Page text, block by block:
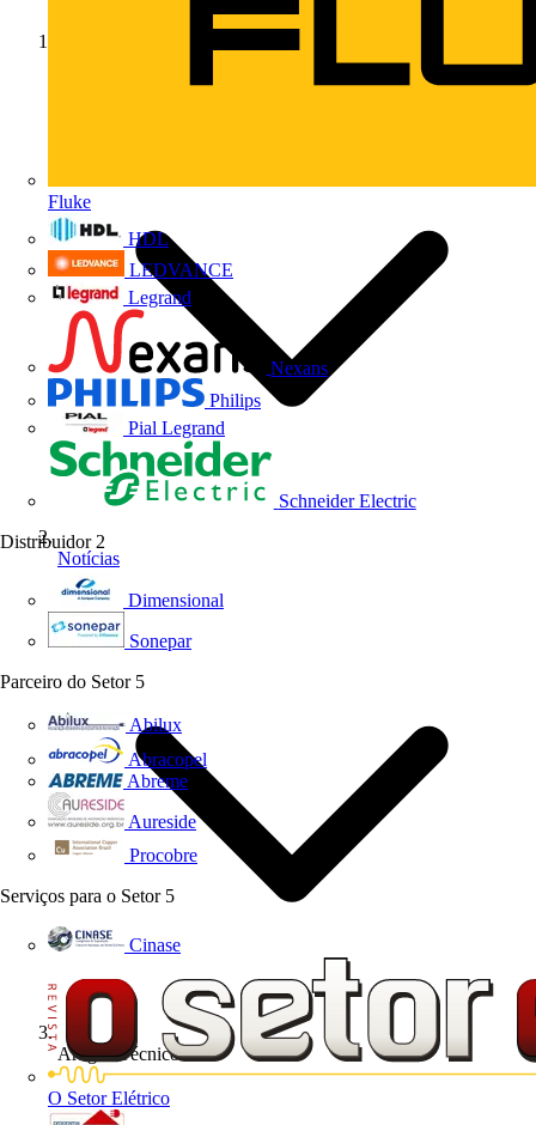
Fluke
HDL
LEDVANCE
Legrand
Nexans
Philips
Pial Legrand
Schneider Electric
Distribuidor 2
Dimensional
Sonepar
Parceiro do Setor 5
Abilux
Abracopel
Abreme
Aureside
Procobre
Serviços para o Setor 5
Cinase
O Setor Elétrico
Notícias
Artigos Técnicos